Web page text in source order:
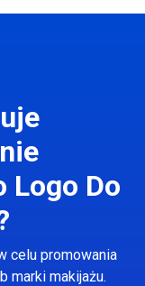
Logo Do
celu promowania
marki makijażu.